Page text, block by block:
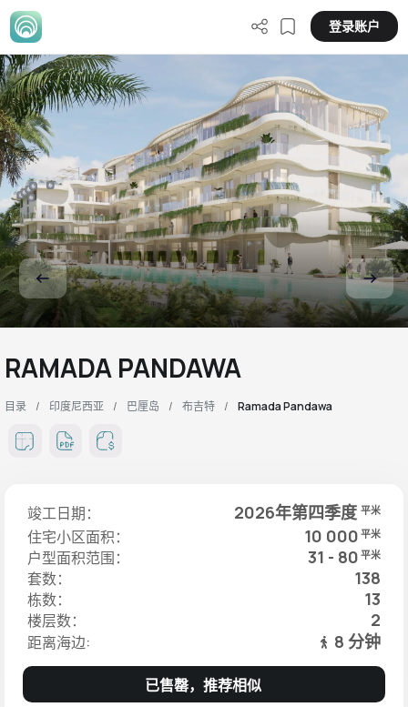
登录账户
RAMADA PANDAWA
目录 印度尼西亚 巴厘岛 布吉特 Ramada Pandawa
竣工日期： 2026年第四季度 平米
住宅小区面积： 10 000 平米
户型面积范围： 31 - 80 平米
套数： 138
栋数： 13
楼层数： 2
距离海边: 8 分钟
已售罄，推荐相似